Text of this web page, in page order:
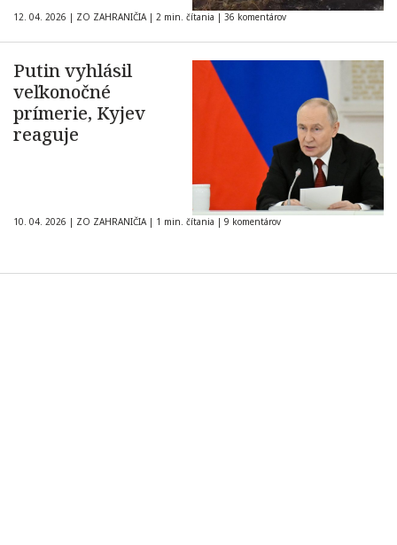
12. 04. 2026 | ZO ZAHRANIČIA | 2 min. čítania | 36 komentárov
Putin vyhlásil
veľkonočné
prímerie, Kyjev
reaguje
10. 04. 2026 | ZO ZAHRANIČIA | 1 min. čítania | 9 komentárov